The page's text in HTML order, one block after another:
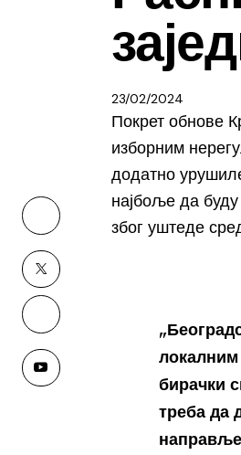
23/02/2024
Покрет обнове
изборним
додатно
најбоље да
због уштеде
локалним
бирачки
треба да